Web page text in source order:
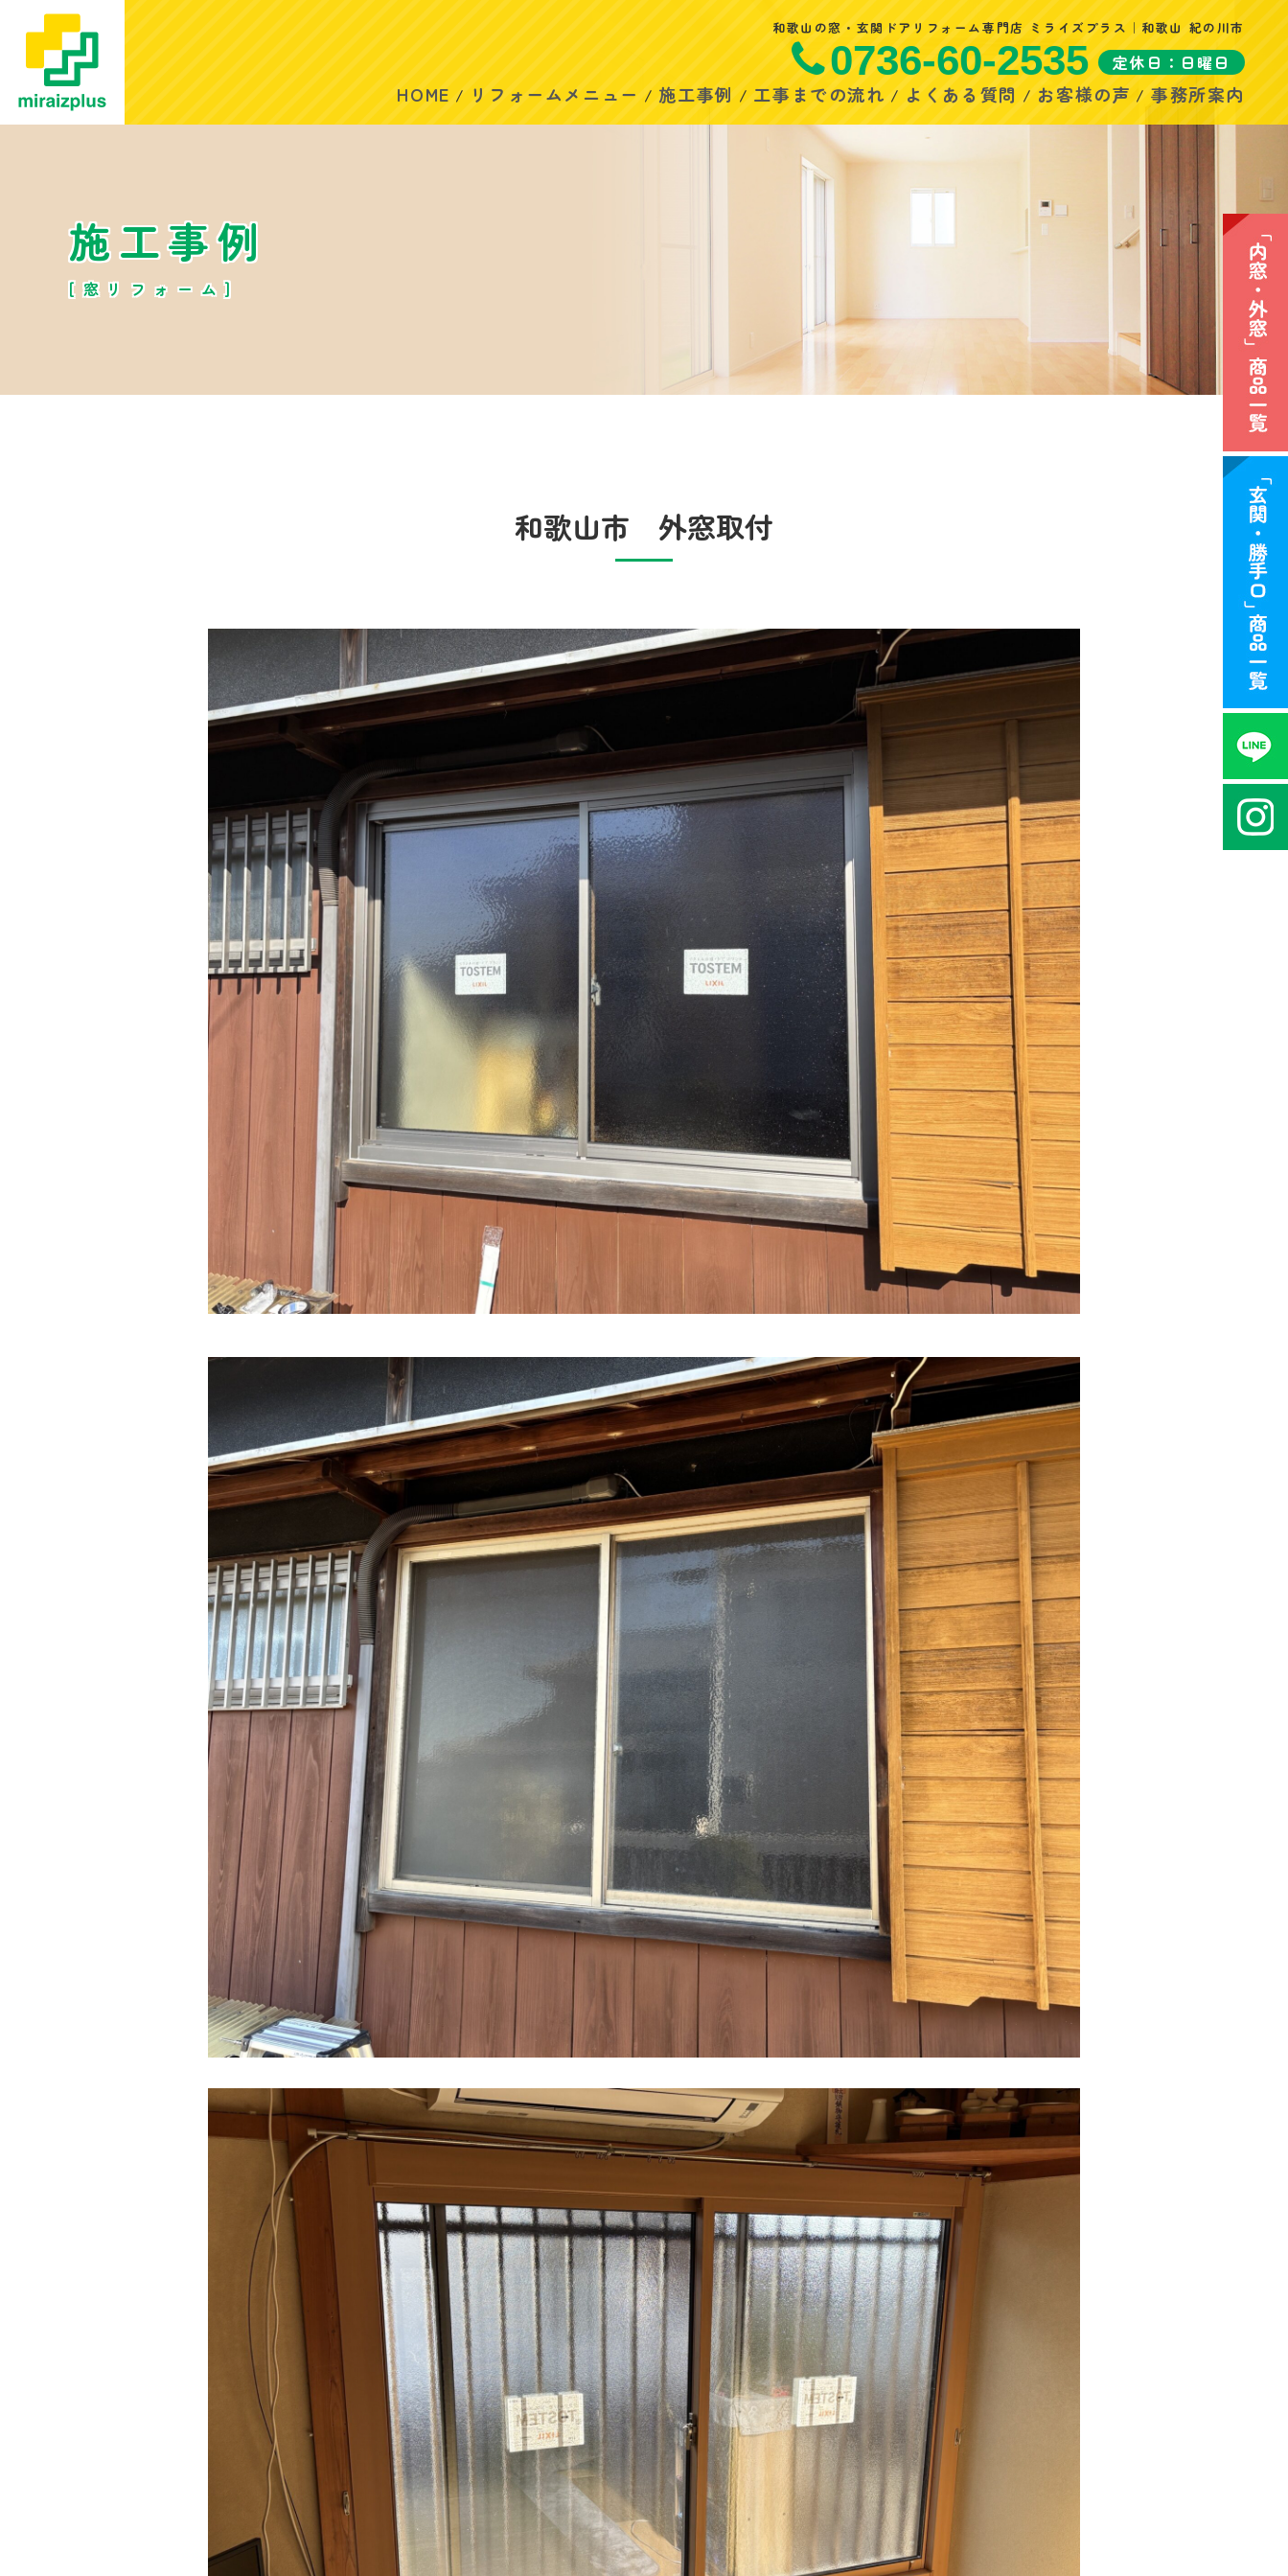
和歌山の窓・玄関ドアリフォーム専門店 ミライズプラス｜和歌山 紀の川市
0736-60-2535 定休日：日曜日
HOME リフォームメニュー 施工事例 工事までの流れ よくある質問 お客様の声 事務所案内
施工事例
[窓リフォーム]
和歌山市 外窓取付